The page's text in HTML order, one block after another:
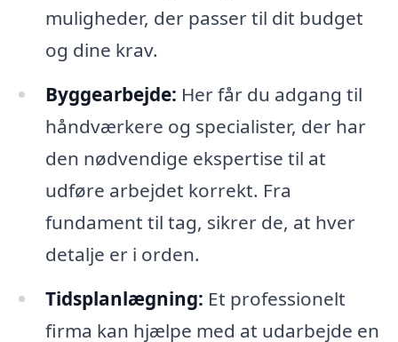
muligheder, der passer til dit budget
og dine krav.
Byggearbejde: Her får du adgang til
håndværkere og specialister, der har
den nødvendige ekspertise til at
udføre arbejdet korrekt. Fra
fundament til tag, sikrer de, at hver
detalje er i orden.
Tidsplanlægning: Et professionelt
firma kan hjælpe med at udarbejde en